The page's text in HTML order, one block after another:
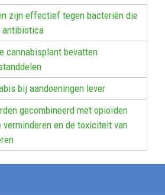
zijn effectief tegen bacteriën die
cannabisplant bevatten
bij aandoeningen lever
gecombineerd met opioïden
verminderen en de toxiciteit van